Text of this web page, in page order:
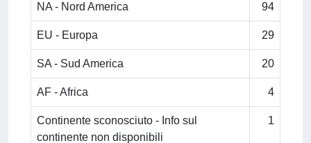
NA - Nord America 94
EU - Europa 29
SA - Sud America 20
AF - Africa 4
Continente sconosciuto - Info sul
continente non disponibili
1